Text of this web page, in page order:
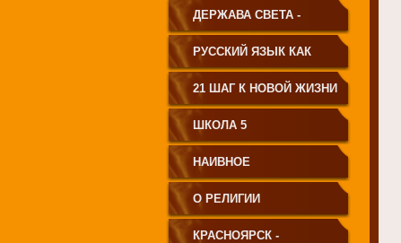
ПРИНЦИПИАЛЬНО
НОВОГО ТИПА
ЧЕЛОВЕЧЕСТВА
ДЕРЖАВА СВЕТА -
ВЕНЕЦ ЧЕЛОВЕЧЕСТВА
РУССКИЙ ЯЗЫК КАК
ЧАСТЬ МАТРИЦЫ
ТВОРЕНИЯ
21 ШАГ К НОВОЙ ЖИЗНИ
ШКОЛА 5
НАИВНОЕ
СВЕТОПРЕДСТАВЛЕНИЕ
О РЕЛИГИИ
КРАСНОЯРСК -